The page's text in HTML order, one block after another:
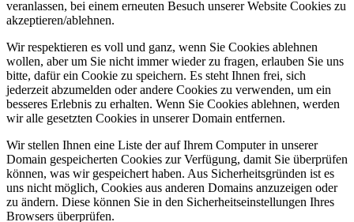
veranlassen, bei einem erneuten Besuch unserer Website Cookies zu
akzeptieren/ablehnen.
Wir respektieren es voll und ganz, wenn Sie Cookies ablehnen
wollen, aber um Sie nicht immer wieder zu fragen, erlauben Sie uns
bitte, dafür ein Cookie zu speichern. Es steht Ihnen frei, sich
jederzeit abzumelden oder andere Cookies zu verwenden, um ein
besseres Erlebnis zu erhalten. Wenn Sie Cookies ablehnen, werden
wir alle gesetzten Cookies in unserer Domain entfernen.
Wir stellen Ihnen eine Liste der auf Ihrem Computer in unserer
Domain gespeicherten Cookies zur Verfügung, damit Sie überprüfen
können, was wir gespeichert haben. Aus Sicherheitsgründen ist es
uns nicht möglich, Cookies aus anderen Domains anzuzeigen oder
zu ändern. Diese können Sie in den Sicherheitseinstellungen Ihres
Browsers überprüfen.